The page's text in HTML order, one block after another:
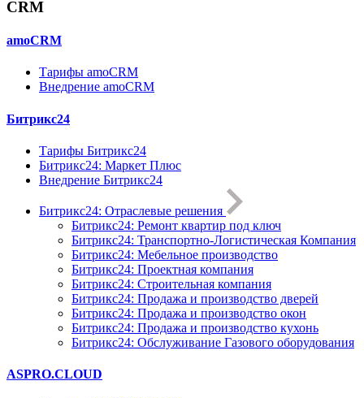
CRM
amoCRM
Тарифы amoCRM
Внедрение amoCRM
Битрикс24
Тарифы Битрикс24
Битрикс24: Маркет Плюс
Внедрение Битрикс24
Битрикс24: Отраслевые решения
Битрикс24: Ремонт квартир под ключ
Битрикс24: Транспортно-Логистическая Компания
Битрикс24: Мебельное производство
Битрикс24: Проектная компания
Битрикс24: Строительная компания
Битрикс24: Продажа и производство дверей
Битрикс24: Продажа и производство окон
Битрикс24: Продажа и производство кухонь
Битрикс24: Обслуживание Газового оборудования
ASPRO.CLOUD